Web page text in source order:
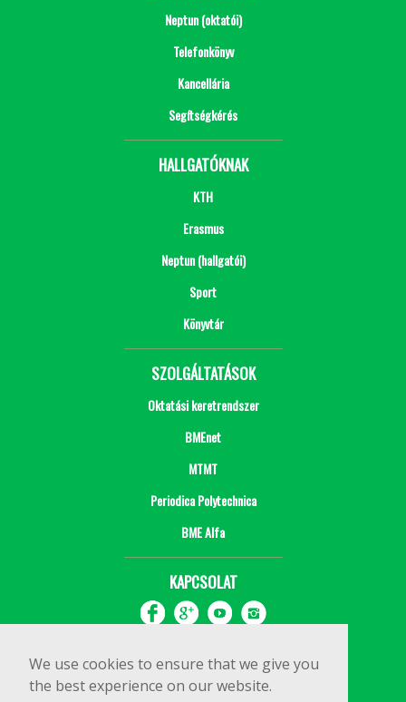
We use cookies to ensure that we give you
the best experience on our website.
Neptun (oktatói)
Telefonkönyv
Kancellária
Segítségkérés
HALLGATÓKNAK
KTH
Erasmus
Neptun (hallgatói)
Sport
Könyvtár
SZOLGÁLTATÁSOK
Oktatási keretrendszer
BMEnet
MTMT
Periodica Polytechnica
BME Alfa
KAPCSOLAT